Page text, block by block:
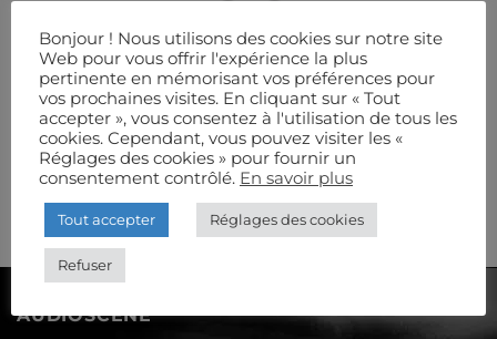
AUDIOSCÈNE
Bonjour ! Nous utilisons des cookies sur notre site
Web pour vous offrir l'expérience la plus
pertinente en mémorisant vos préférences pour
vos prochaines visites. En cliquant sur « Tout
accepter », vous consentez à l'utilisation de tous les
cookies. Cependant, vous pouvez visiter les «
Réglages des cookies » pour fournir un
consentement contrôlé. En savoir plus
Tout accepter Réglages des cookies
Refuser